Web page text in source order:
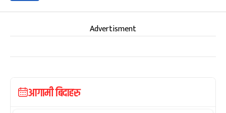
Advertisment
आगामी बिदाहरु